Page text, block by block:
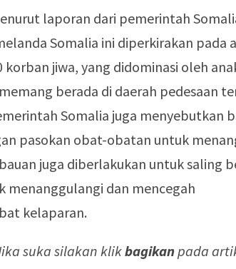
laporan dari pemerintah
Somalia ini diperkirakan pada
korban jiwa, yang didominasi oleh
berada di daerah pedesaan
Somalia juga menyebutkan
pasokan obat-obatan untuk
juga diberlakukan untuk saling
menanggulangi dan mencegah
kelaparan.
suka silakan klikbagikan pada